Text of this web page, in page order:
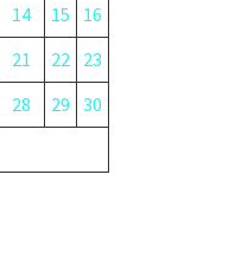
14 15
16
21 22 23
28 29 30